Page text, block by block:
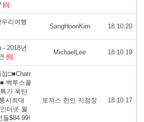
[0]
리여행
SangHoonKim 18.10.20
- 2018년
[0]
MichaelLee 18.10.19
□■Chatr
백투스쿨
가 폭탄
시최대
터넷 월
들$84.99!
로저스 한인 지점장 18.10.17